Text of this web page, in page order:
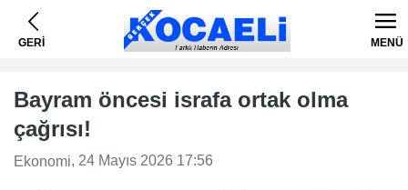
GERİ MENÜ
Bayram öncesi israfa ortak olma
çağrısı!
Ekonomi, 24 Mayıs 2026 17:56